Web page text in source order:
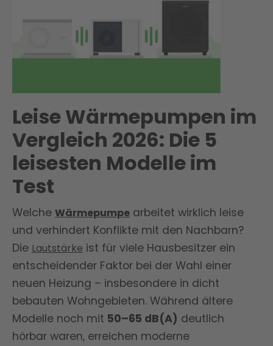
Leise Wärmepumpen im
Vergleich 2026: Die 5
leisesten Modelle im
Test
Welche Wärmepumpe arbeitet wirklich leise
und verhindert Konflikte mit den Nachbarn?
Die Lautstärke ist für viele Hausbesitzer ein
entscheidender Faktor bei der Wahl einer
neuen Heizung – insbesondere in dicht
bebauten Wohngebieten. Während ältere
Modelle noch mit 50–65 dB(A) deutlich
hörbar waren, erreichen moderne